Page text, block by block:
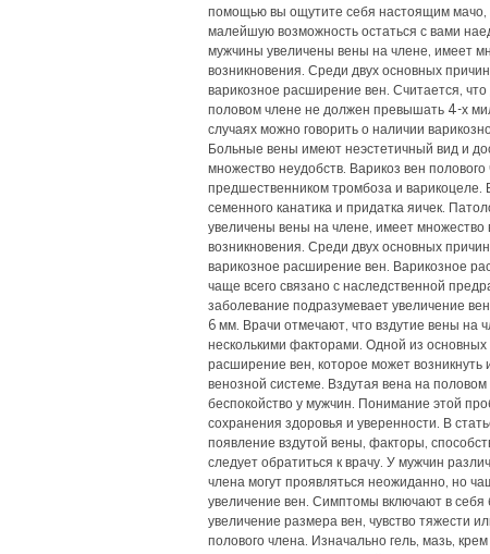
помощью вы ощутите себя настоящим мачо,
малейшую возможность остаться с вами
мужчины увеличены вены на члене, имеет
возникновения. Среди двух основных
варикозное расширение вен. Считается,
половом члене не должен превышать 4-х
случаях можно говорить о наличии
Больные вены имеют неэстетичный вид и
множество неудобств. Варикоз вен
предшественником тромбоза и варикоцеле.
семенного канатика и придатка яичек.
увеличены вены на члене, имеет множество
возникновения. Среди двух основных
варикозное расширение вен. Варикозное
чаще всего связано с наследственной
заболевание подразумевает увеличение
6 мм. Врачи отмечают, что вздутие вены на
несколькими факторами. Одной из основных
расширение вен, которое может
венозной системе. Вздутая вена на
беспокойство у мужчин. Понимание этой
сохранения здоровья и уверенности. В
появление вздутой вены, факторы,
следует обратиться к врачу. У мужчин
члена могут проявляться неожиданно, но
увеличение вен. Симптомы включают в себя
увеличение размера вен, чувство тяжести
полового члена. Изначально гель, мазь,